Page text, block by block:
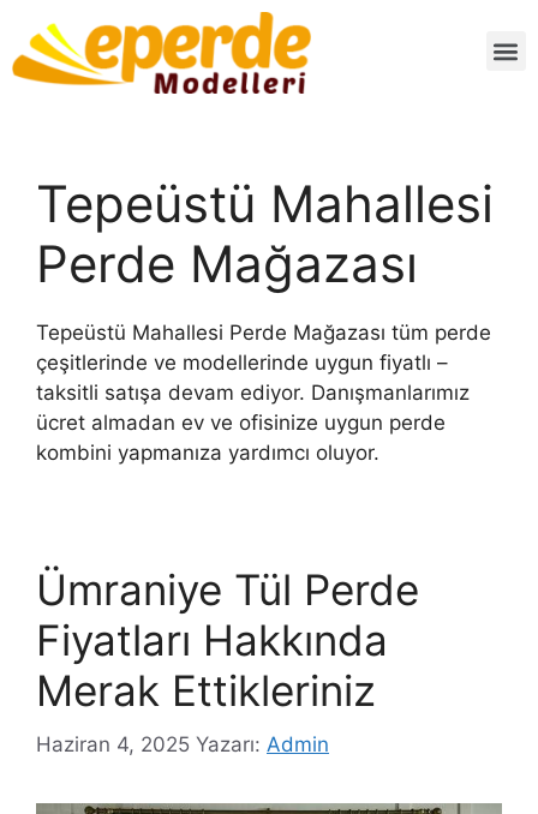
Tepeüstü Mahallesi
Perde Mağazası
Tepeüstü Mahallesi Perde Mağazası tüm perde
çeşitlerinde ve modellerinde uygun fiyatlı –
taksitli satışa devam ediyor. Danışmanlarımız
ücret almadan ev ve ofisinize uygun perde
kombini yapmanıza yardımcı oluyor.
Ümraniye Tül Perde
Fiyatları Hakkında
Merak Ettikleriniz
Haziran 4, 2025 Yazarı: Admin